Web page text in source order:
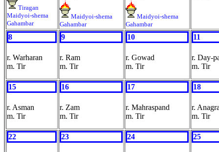
Tiragan
Maidyoi-shema
Gahambar
Maidyoi-shema
Gahambar
Maidyoi-shema
Gahambar
8
r. Warharan
m. Tir
9
r. Ram
m. Tir
10
r. Gowad
m. Tir
11
r. Day-
m. Tir
15
r. Asman
m. Tir
16
r. Zam
m. Tir
17
r. Mahraspand
m. Tir
18
r.
m. Tir
22 23 24 25